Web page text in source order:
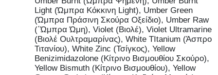
Light (Ώμπρα Κόκκινη Light), Umber Green
(Ώμπρα Πράσινη Σκούρα Οξείδιο), Umber Raw
(΄Ώμπρα Ώμη), Violet (Βιολέ), Violet Ultramarine
(Βιολέ Ουλτραμαρίνας), White TItanium (Άσπρο
Τιτανίου), White Zinc (Τσίγκος), Yellow
Benizimidazolone (Κίτρινο Βισμουθίου Σκούρο),
Yellow Bismuth (Κίτρινο Βισμουθίου), Yellow